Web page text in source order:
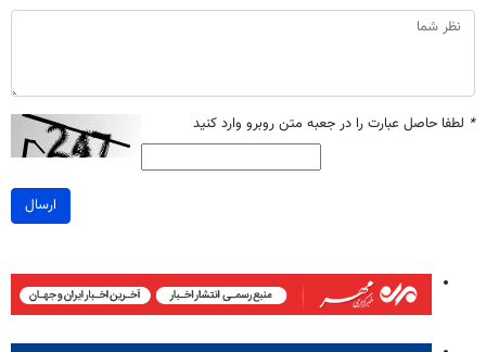
* لطفا حاصل عبارت را در جعبه متن روبرو وارد کنید
ارسال